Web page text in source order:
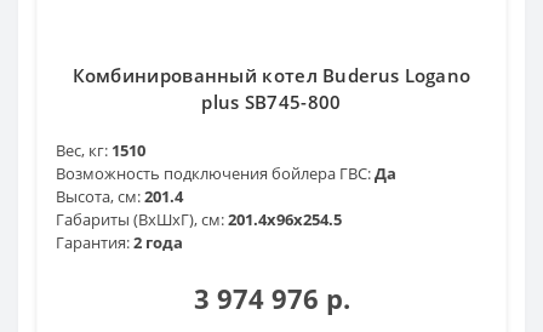
Комбинированный котел Buderus Logano
plus SB745-800
Вес, кг: 1510
Возможность подключения бойлера ГВС:Да
Высота, см:201.4
Габариты (ВхШхГ), см:201.4x96x254.5
Гарантия:2 года
3 974 976 р.